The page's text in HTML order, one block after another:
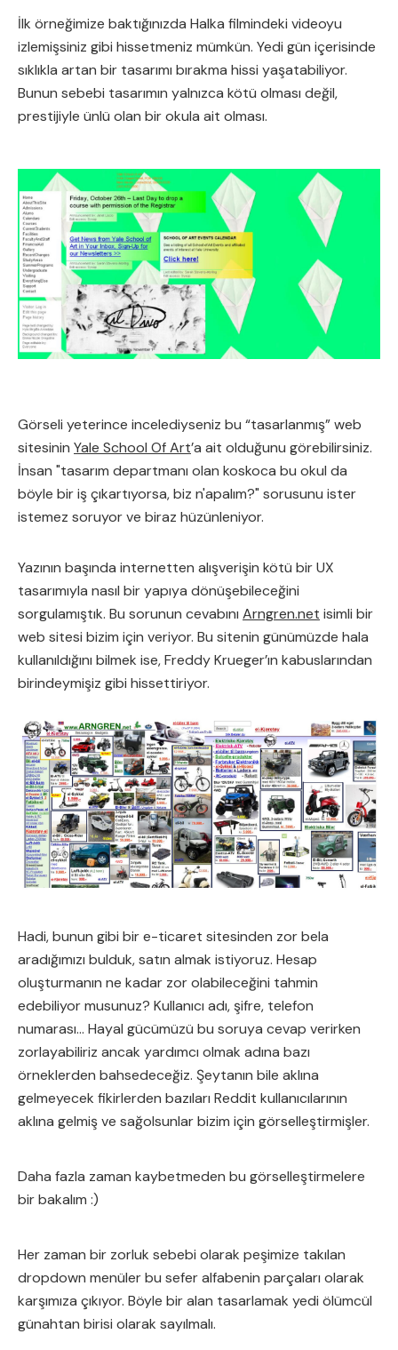
İlk örneğimize baktığınızda Halka filmindeki videoyu
izlemişsiniz gibi hissetmeniz mümkün. Yedi gün içerisinde
sıklıkla artan bir tasarımı bırakma hissi yaşatabiliyor.
Bunun sebebi tasarımın yalnızca kötü olması değil,
prestijiyle ünlü olan bir okula ait olması.
Görseli yeterince incelediyseniz bu “tasarlanmış” web
sitesinin Yale School Of Art’a ait olduğunu görebilirsiniz.
İnsan "tasarım departmanı olan koskoca bu okul da
böyle bir iş çıkartıyorsa, biz n'apalım?" sorusunu ister
istemez soruyor ve biraz hüzünleniyor.
Yazının başında internetten alışverişin kötü bir UX
tasarımıyla nasıl bir yapıya dönüşebileceğini
sorgulamıştık. Bu sorunun cevabını Arngren.net isimli bir
web sitesi bizim için veriyor. Bu sitenin günümüzde hala
kullanıldığını bilmek ise, Freddy Krueger’ın kabuslarından
birindeymişiz gibi hissettiriyor.
Hadi, bunun gibi bir e-ticaret sitesinden zor bela
aradığımızı bulduk, satın almak istiyoruz. Hesap
oluşturmanın ne kadar zor olabileceğini tahmin
edebiliyor musunuz? Kullanıcı adı, şifre, telefon
numarası… Hayal gücümüzü bu soruya cevap verirken
zorlayabiliriz ancak yardımcı olmak adına bazı
örneklerden bahsedeceğiz. Şeytanın bile aklına
gelmeyecek fikirlerden bazıları Reddit kullanıcılarının
aklına gelmiş ve sağolsunlar bizim için görselleştirmişler.
Daha fazla zaman kaybetmeden bu görselleştirmelere
bir bakalım :)
Her zaman bir zorluk sebebi olarak peşimize takılan
dropdown menüler bu sefer alfabenin parçaları olarak
karşımıza çıkıyor. Böyle bir alan tasarlamak yedi ölümcül
günahtan birisi olarak sayılmalı.